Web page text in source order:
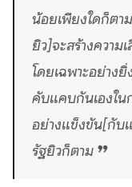
น้อยเพียงใดก็ตาม
ยิว]จะสร้างความ
โดยเฉพาะอย่าง
คับแคบกันเองใน
อย่างแข็งขัน[กับ
รัฐยิวก็ตาม ❞